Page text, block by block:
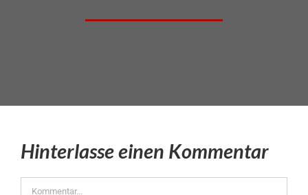
Hinterlasse einen Kommentar